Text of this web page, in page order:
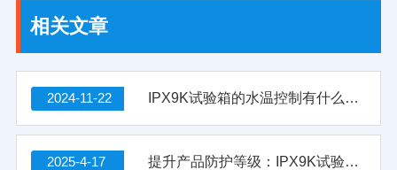
相关文章
2024-11-22 IPX9K试验箱的水温控制有什么技巧？
2025-4-17 提升产品防护等级：IPX9K试验箱的重要性